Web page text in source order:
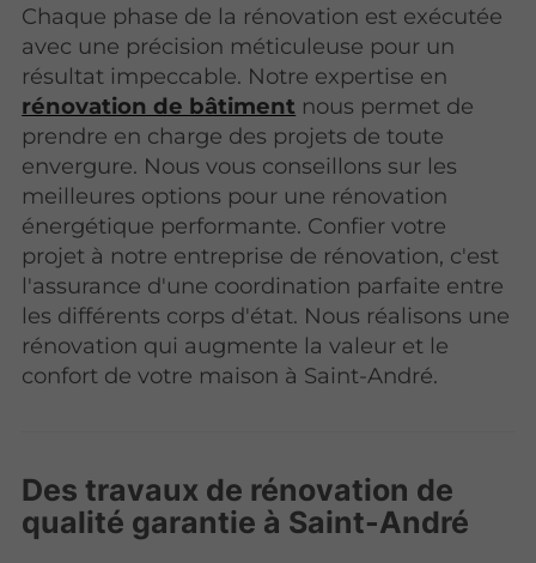
Chaque phase de la rénovation est exécutée
avec une précision méticuleuse pour un
résultat impeccable. Notre expertise en
rénovation de bâtiment nous permet de
prendre en charge des projets de toute
envergure. Nous vous conseillons sur les
meilleures options pour une rénovation
énergétique performante. Confier votre
projet à notre entreprise de rénovation, c'est
l'assurance d'une coordination parfaite entre
les différents corps d'état. Nous réalisons une
rénovation qui augmente la valeur et le
confort de votre maison à Saint-André.
Des travaux de rénovation de
qualité garantie à Saint-André